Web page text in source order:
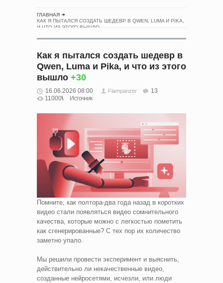
ГЛАВНАЯ
КАК Я ПЫТАЛСЯ СОЗДАТЬ ШЕДЕВР В QWEN, LUMA И PIKA,
И ЧТО ИЗ ЭТОГО ВЫШЛО
Как я пытался создать шедевр в
Qwen, Luma и Pika, и что из этого
вышло +30
16.06.2026 08:00 Flampanzer
13
11000
Источник
Помните, как полтора-два года назад в коротких
видео стали появляться видео сомнительного
качества, которые можно с легкостью пометить
как сгенерированные? С тех пор их количество
заметно упало.
Мы решили провести эксперимент и выяснить,
действительно ли некачественные видео,
созданные нейросетями, исчезли, или люди